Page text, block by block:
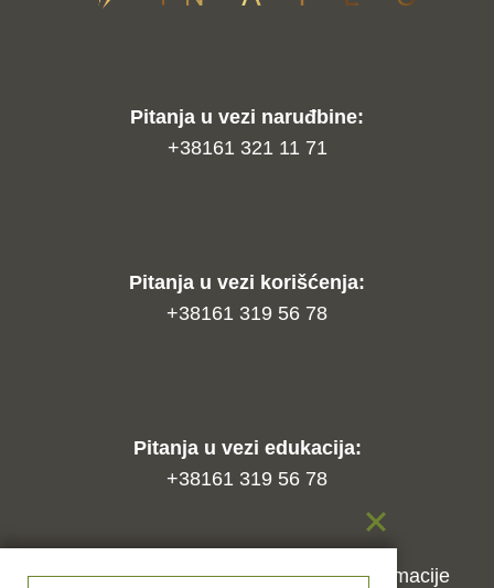
Pitanja u vezi naruđbine:
+38161 321 11 71
Pitanja u vezi korišćenja:
+38161 319 56 78
Pitanja u vezi edukacija:
+38161 319 56 78
Kako naručiti? Način isporuke Reklamacije